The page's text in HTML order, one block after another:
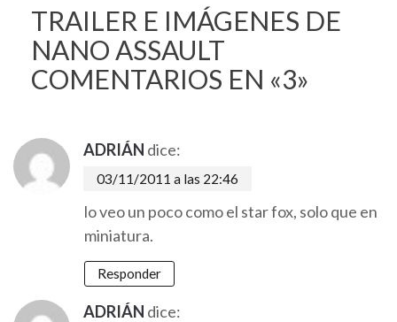
TRAILER E IMÁGENES DE
NANO ASSAULT
COMENTARIOS EN «3»
ADRIÁN dice:
03/11/2011 a las 22:46
lo veo un poco como el star fox, solo que en
miniatura.
Responder
ADRIÁN dice: